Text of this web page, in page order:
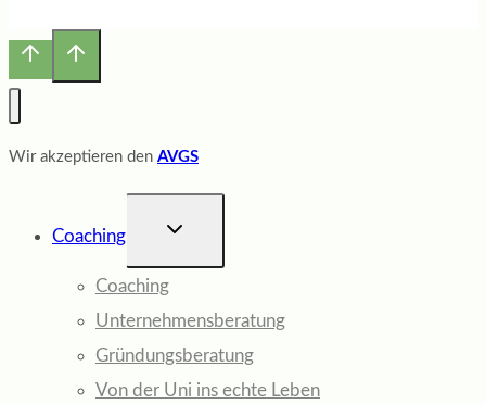
Wir akzeptieren den AVGS
Coaching
UNTERMENÜ
Coaching
Unternehmensberatung
Gründungsberatung
Von der Uni ins echte Leben